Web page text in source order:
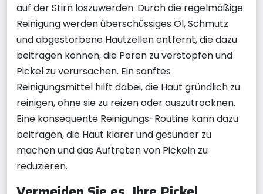
auf der Stirn loszuwerden. Durch die regelmäßige
Reinigung werden überschüssiges Öl, Schmutz
und abgestorbene Hautzellen entfernt, die dazu
beitragen können, die Poren zu verstopfen und
Pickel zu verursachen. Ein sanftes
Reinigungsmittel hilft dabei, die Haut gründlich zu
reinigen, ohne sie zu reizen oder auszutrocknen.
Eine konsequente Reinigungs-Routine kann dazu
beitragen, die Haut klarer und gesünder zu
machen und das Auftreten von Pickeln zu
reduzieren.